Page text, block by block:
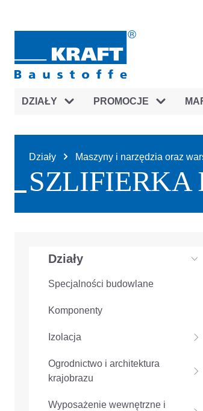
DZIAŁY PROMOCJE
Działy Maszyny i narzędzia oraz
SZLIFIERKA
Działy
Specjalności budowlane
Komponenty
Izolacja
Ogrodnictwo i architektura
krajobrazu
Wyposażenie wewnętrzne i